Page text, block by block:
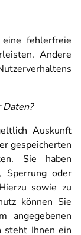
fehlerfreie
Andere
Daten?
Auskunft
gespeicherten
Sie haben
Sperrung oder
sowie zu
können Sie
angegebenen
steht Ihnen ein